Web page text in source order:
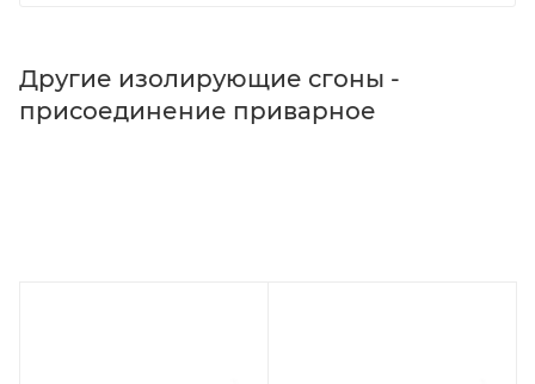
Другие изолирующие сгоны -
присоединение приварное